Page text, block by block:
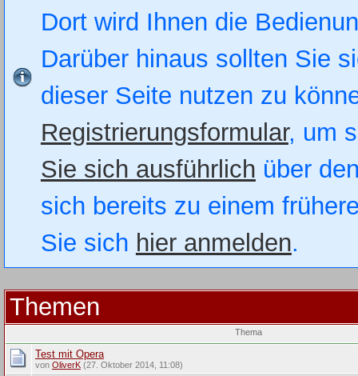
Dort wird Ihnen die
Darüber hinaus sollten Sie
dieser Seite nutzen zu
Registrierungsformular, um
Sie sich ausführlich über
sich bereits zu einem
Sie sich hier anmelden.
Themen
Thema
Test mit Opera
von OliverK(27. Oktober 2014, 11:08)